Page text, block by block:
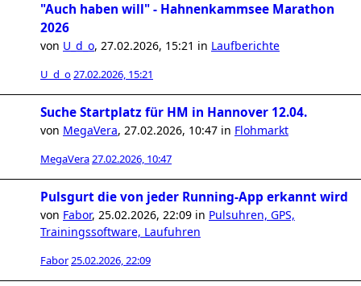
"Auch haben will" - Hahnenkammsee Marathon
2026
von U_d_o, 27.02.2026, 15:21 in Laufberichte
U_d_o27.02.2026, 15:21
Suche Startplatz für HM in Hannover 12.04.
von MegaVera, 27.02.2026, 10:47 in Flohmarkt
MegaVera27.02.2026, 10:47
Pulsgurt die von jeder Running-App erkannt wird
von Fabor, 25.02.2026, 22:09 in Pulsuhren, GPS,
Trainingssoftware, Laufuhren
Fabor25.02.2026, 22:09